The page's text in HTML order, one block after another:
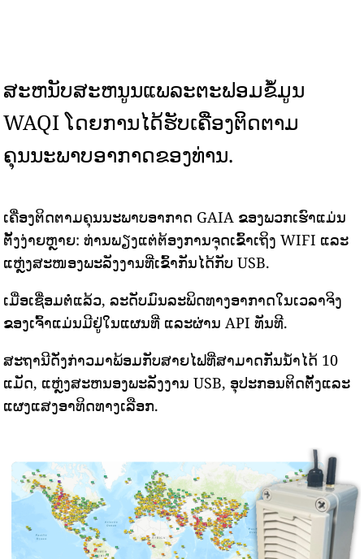
ສະຫນັບສະຫນູນແພລະຕະຟອມຂໍ້ມູນ
WAQI ໂດຍການໄດ້ຮັບເຄື່ອງຕິດຕາມ
ຄຸນນະພາບອາກາດຂອງທ່ານ.
ເຄື່ອງຕິດຕາມຄຸນນະພາບອາກາດ GAIA ຂອງພວກເຮົາແມ່ນ
ຕັ້ງງ່າຍຫຼາຍ: ທ່ານພຽງແຕ່ຕ້ອງການຈຸດເຂົ້າເຖິງ WIFI ແລະ
ແຫຼ່ງສະໜອງພະລັງງານທີ່ເຂົ້າກັນໄດ້ກັບ USB.
ເມື່ອເຊື່ອມຕໍ່ແລ້ວ, ລະດັບມົນລະພິດທາງອາກາດໃນເວລາຈິງ
ຂອງເຈົ້າແມ່ນມີຢູ່ໃນແຜນທີ່ ແລະຜ່ານ API ທັນທີ.
ສະຖານີດັ່ງກ່າວມາພ້ອມກັບສາຍໄຟທີ່ສາມາດກັນນ້ໍາໄດ້ 10
ແມັດ, ແຫຼ່ງສະຫນອງພະລັງງານ USB, ອຸປະກອນຕິດຕັ້ງແລະ
ແຜງແສງອາທິດທາງເລືອກ.